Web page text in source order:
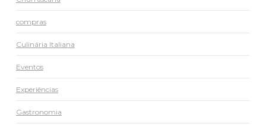
compras
Culinária Italiana
Eventos
Experiências
Gastronomia